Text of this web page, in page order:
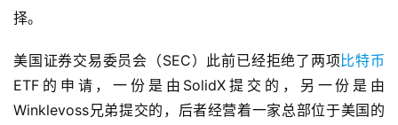
择。
美国证券交易委员会（SEC）此前已经拒绝了两项比特币
ETF的申请，一份是由SolidX提交的，另一份是由
Winklevoss兄弟提交的，后者经营着一家总部位于美国的